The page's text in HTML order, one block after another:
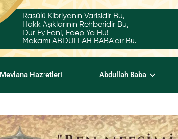
Rasülü Kibriyanın Varisidir Bu,
Hakk Aşıklarının Rehberidir Bu,
Dur Ey Fani, Edep Ya Hu!
Makamı ABDULLAH BABA'dır Bu.
Mevlana Hazretleri Abdullah Baba